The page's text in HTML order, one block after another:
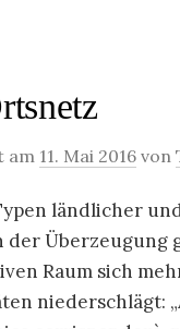
am 11. Mai 2016 von
ländlicher
der
Raum sich
niederschlägt: